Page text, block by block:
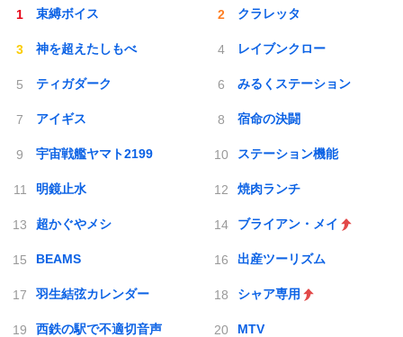
束縛ボイス クラレッタ
神を超えたしもべ レイブンクロー
ティガダーク みるくステーション
アイギス 宿命の決闘
宇宙戦艦ヤマト2199 ステーション機能
明鏡止水 焼肉ランチ
超かぐやメシ ブライアン・メイ
BEAMS 出産ツーリズム
羽生結弦カレンダー シャア専用
西鉄の駅で不適切音声 MTV